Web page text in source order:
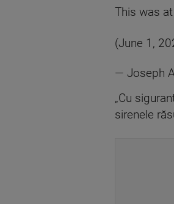
This was
(June 1,
— Joseph
„Cu
sirenele